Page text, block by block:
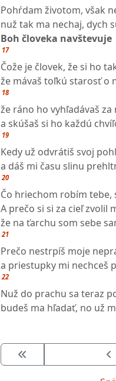
Pohŕdam životom, však
nuž tak ma nechaj, dych
Boh človeka navštevuje
17
Čože je človek, že si ho
že mávaš toľkú starosť o
18
že ráno ho vyhľadávaš za
a skúšaš si ho každú
19
Kedy už odvrátiš svoj
a dáš mi času slinu
20
Čo hriechom robím tebe,
A prečo si si za cieľ zvolil
že na ťarchu som sebe
21
Prečo nestrpíš moje
a priestupky mi nechceš
22
Nuž do prachu sa teraz
budeš ma hľadať, no už